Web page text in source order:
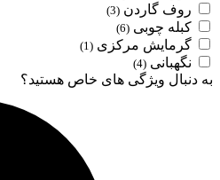
روف گاردن (3)
کبله چوبی (6)
گرمایش مرکزی (1)
نگهبانی (4)
به دنبال ویژگی های خاص هستید؟